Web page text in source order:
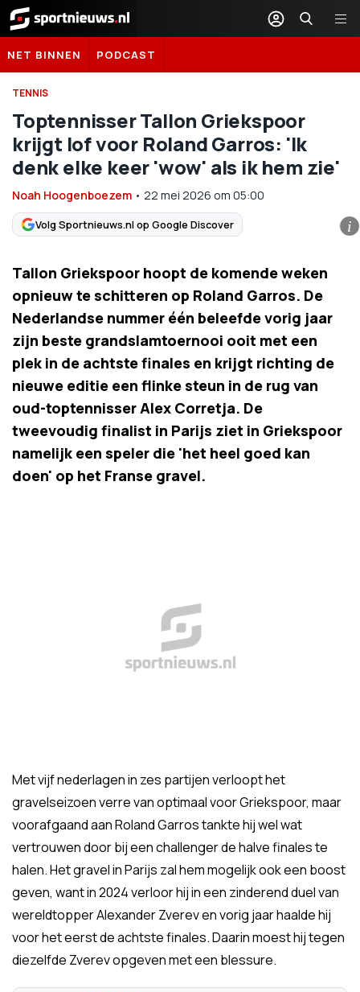
Sportnieuws.nl
NET BINNEN PODCAST
TENNIS
Toptennisser Tallon Griekspoor
krijgt lof voor Roland Garros: 'Ik
denk elke keer 'wow' als ik hem zie'
Noah Hoogenboezem • 22 mei 2026 om 05:00
Volg Sportnieuws.nl op Google Discover i
Tallon Griekspoor hoopt de komende weken
opnieuw te schitteren op Roland Garros. De
Nederlandse nummer één beleefde vorig jaar
zijn beste grandslamtoernooi ooit met een
plek in de achtste finales en krijgt richting de
nieuwe editie een flinke steun in de rug van
oud-toptennisser Alex Corretja. De
tweevoudig finalist in Parijs ziet in Griekspoor
namelijk een speler die 'het heel goed kan
doen' op het Franse gravel.
Met vijf nederlagen in zes partijen verloopt het
gravelseizoen verre van optimaal voor Griekspoor, maar
voorafgaand aan Roland Garros tankte hij wel wat
vertrouwen door bij een challenger de halve finales te
halen. Het gravel in Parijs zal hem mogelijk ook een boost
geven, want in 2024 verloor hij in een zinderend duel van
wereldtopper Alexander Zverev en vorig jaar haalde hij
voor het eerst de achtste finales. Daarin moest hij tegen
diezelfde Zverev opgeven met een blessure.